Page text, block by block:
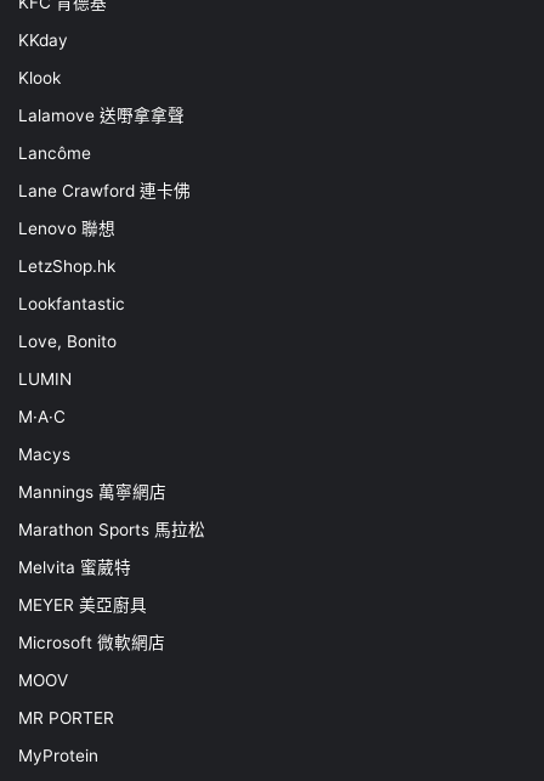
KKday
Klook
Lalamove 送嘢拿拿聲
Lancôme
Lane Crawford 連卡佛
Lenovo 聯想
LetzShop.hk
Lookfantastic
Love, Bonito
LUMIN
M·A·C
Macys
Mannings 萬寧網店
Marathon Sports 馬拉松
Melvita 蜜葳特
MEYER 美亞廚具
Microsoft 微軟網店
MOOV
MR PORTER
MyProtein